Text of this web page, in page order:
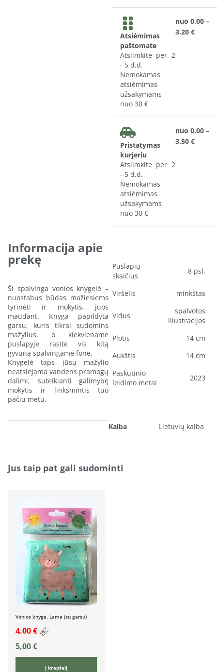
Atsiėmimas
paštomate
Atsiimkite per 2
- 5 d.d.
Nemokamas
atsiėmimas
užsakymams
nuo 30 €
nuo 0,00 –
3.20 €
Pristatymas
kurjeriu
Atsiimkite per 2
- 5 d.d.
Nemokamas
atsiėmimas
užsakymams
nuo 30 €
nuo 0,00 –
3.50 €
Informacija apie
prekę
Ši spalvinga vonios knygelė –
nuostabus būdas mažiesiems
tyrinėti ir mokytis, juos
maudant. Knyga papildyta
garsu, kuris tikrai sudomins
mažylius, o kiekviename
puslapyje rasite vis kitą
gyvūną spalvingame fone.
Knygelė taps jūsų mažylio
neatsiejama vandens pramogų
dalimi, suteikianti galimybę
mokytis ir linksmintis tuo
pačiu metu.
Puslapių
skaičius
8 psl.
Viršelis minkštas
Vidus
spalvotos
iliustracijos
Plotis
14 cm
Aukštis
14 cm
Paskutinio
leidimo metai
2023
Kalba Lietuvių kalba
Jus taip pat gali sudominti
Vonios knyga. Lama (su garsu)
4.00 €
5,00€
Į krepšelį